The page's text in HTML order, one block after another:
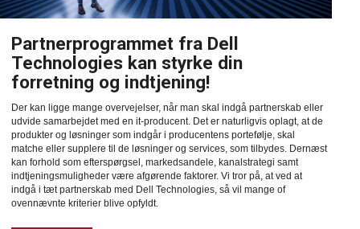
Partnerprogrammet fra Dell
Technologies kan styrke din
forretning og indtjening!
Der kan ligge mange overvejelser, når man skal indgå partnerskab eller
udvide samarbejdet med en it-producent. Det er naturligvis oplagt, at de
produkter og løsninger som indgår i producentens portefølje, skal
matche eller supplere til de løsninger og services, som tilbydes. Dernæst
kan forhold som efterspørgsel, markedsandele, kanalstrategi samt
indtjeningsmuligheder være afgørende faktorer. Vi tror på, at ved at
indgå i tæt partnerskab med Dell Technologies, så vil mange of
ovennævnte kriterier blive opfyldt.